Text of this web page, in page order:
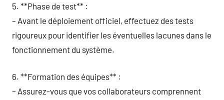
5. **Phase de test** :
– Avant le déploiement officiel, effectuez des tests
rigoureux pour identifier les éventuelles lacunes dans le
fonctionnement du système.
6. **Formation des équipes** :
– Assurez-vous que vos collaborateurs comprennent